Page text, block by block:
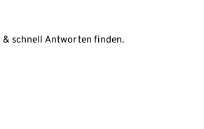
schnell Antworten finden.